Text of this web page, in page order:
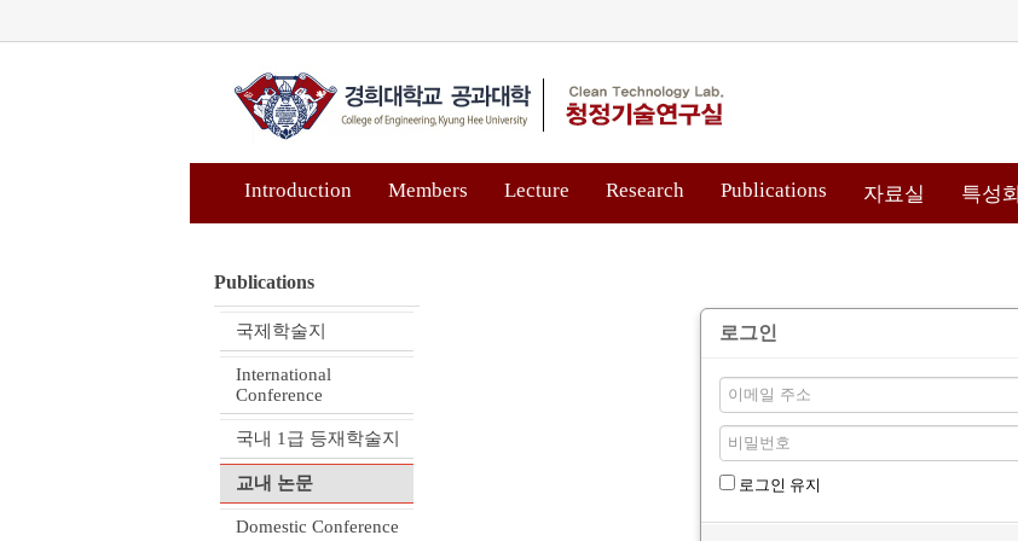
Introduction Members Lecture Research Publications 자료실 특성
Publications
국제학술지
International
Conference
국내 1급 등재학술지
교내 논문
Domestic Conference
로그인
로그인 유지